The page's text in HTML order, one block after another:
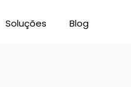
Soluções Blog